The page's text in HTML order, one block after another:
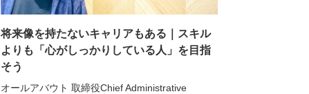
将来像を持たないキャリアもある｜スキル
よりも「心がしっかりしている人」を目指
そう
オールアバウト 取締役Chief Administrative